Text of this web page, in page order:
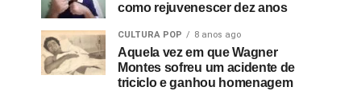
como rejuvenescer dez anos
CULTURA POP 8 anos ago
Aquela vez em que Wagner
Montes sofreu um acidente de
triciclo e ganhou homenagem